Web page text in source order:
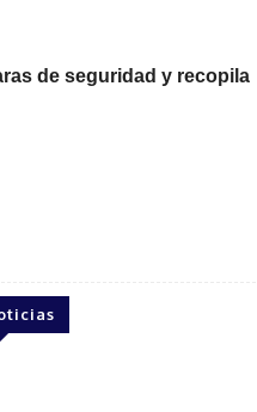
de seguridad y recopila